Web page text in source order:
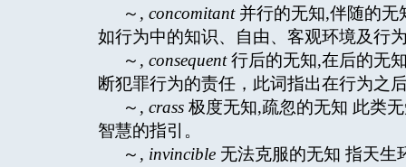
～ , concomitant并行的无知,伴随的无
如行为中的知识、自由、客观环境及行
～ , consequent行后的无知,在后的无
断犯罪行为的责任，此词指出在行为之
～ , crass极度无知,疏忽的无知 此类
智慧的指引。
～ , invincible无法克服的无知 指天生